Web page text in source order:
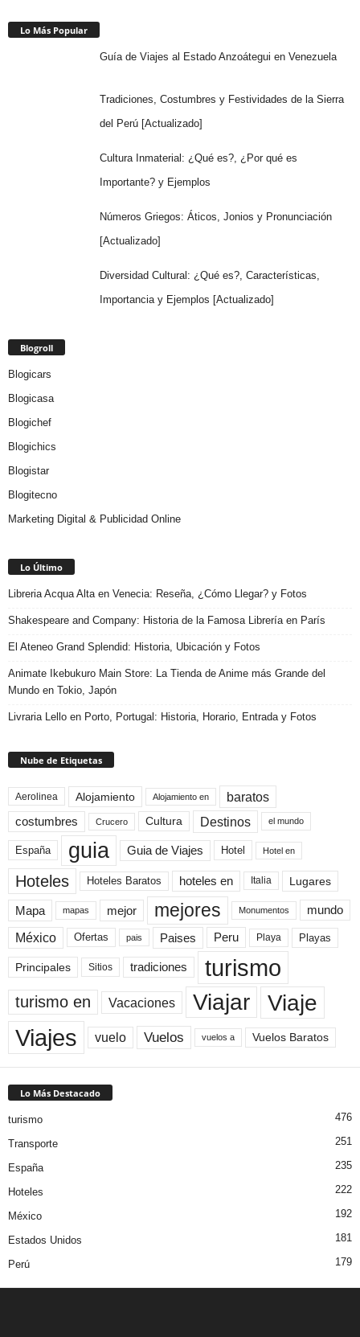
Lo Más Popular
Guía de Viajes al Estado Anzoátegui en Venezuela
Tradiciones, Costumbres y Festividades de la Sierra
del Perú [Actualizado]
Cultura Inmaterial: ¿Qué es?, ¿Por qué es
Importante? y Ejemplos
Números Griegos: Áticos, Jonios y Pronunciación
[Actualizado]
Diversidad Cultural: ¿Qué es?, Características,
Importancia y Ejemplos [Actualizado]
Blogroll
Blogicars
Blogicasa
Blogichef
Blogichics
Blogistar
Blogitecno
Marketing Digital & Publicidad Online
Lo Último
Libreria Acqua Alta en Venecia: Reseña, ¿Cómo Llegar? y Fotos
Shakespeare and Company: Historia de la Famosa Librería en París
El Ateneo Grand Splendid: Historia, Ubicación y Fotos
Animate Ikebukuro Main Store: La Tienda de Anime más Grande del
Mundo en Tokio, Japón
Livraria Lello en Porto, Portugal: Historia, Horario, Entrada y Fotos
Nube de Etiquetas
Aerolinea Alojamiento Alojamiento en baratos
costumbres Crucero Cultura Destinos el mundo
España guia Guia de Viajes Hotel Hotel en
Hoteles Hoteles Baratos hoteles en Italia Lugares
Mapa mapas mejor mejores Monumentos mundo
México Ofertas pais Paises Peru Playa Playas
Principales Sitios tradiciones turismo
turismo en Vacaciones Viajar Viaje
Viajes vuelo Vuelos vuelos a Vuelos Baratos
Lo Más Destacado
turismo 476
Transporte 251
España 235
Hoteles 222
México 192
Estados Unidos 181
Perú 179